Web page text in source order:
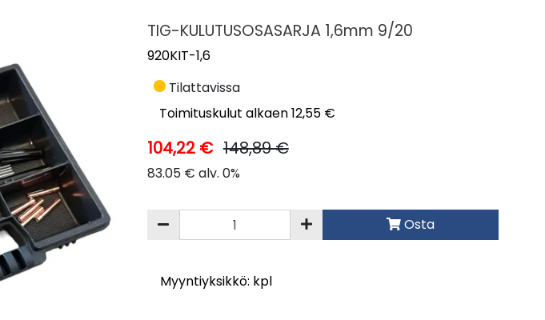
TIG-KULUTUSOSASARJA 1,6mm 9/20
920KIT-1,6
Tilattavissa
Toimituskulut alkaen 12,55 €
104,22 € 148,89 €
83.05 € alv. 0%
Osta
Myyntiyksikkö: kpl